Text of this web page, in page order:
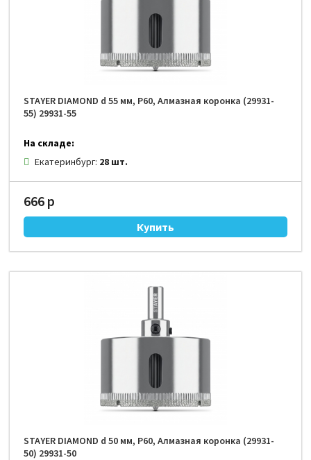
STAYER DIAMOND d 55 мм, Р60, Алмазная коронка (29931-
55) 29931-55
На складе:
Екатеринбург: 28 шт.
666 р
STAYER DIAMOND d 50 мм, Р60, Алмазная коронка (29931-
50) 29931-50